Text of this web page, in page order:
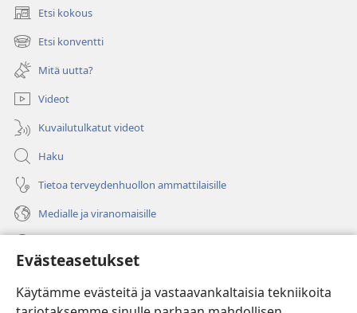
Evästeasetukset
Käytämme evästeitä ja vastaavankaltaisia tekniikoita
Etsi kokous
(avaa
uuden
ikkunan)
Etsi konventti
(avaa
uuden
ikkunan)
Mitä uutta?
Videot
Kuvailutulkatut videot
Haku
Tietoa terveydenhuollon ammattilaisille
Medialle ja viranomaisille
(avaa
uuden